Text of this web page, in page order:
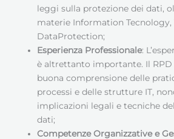
leggi sulla protezione dei dati,
materie Information
DataProtection;
Esperienza Professionale:
è altrettanto importante. Il RPD
buona comprensione delle
processi e delle strutture IT,
implicazioni legali e tecniche
dati;
Competenze Organizzative e